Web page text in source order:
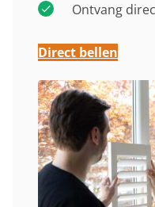
Ontvang
Direct bellen